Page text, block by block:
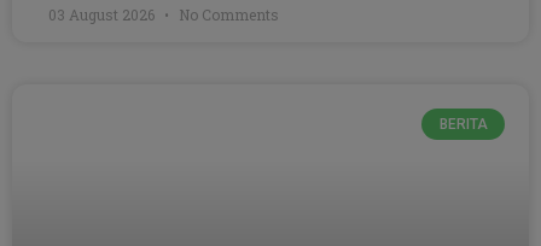
03 August 2026 No Comments
BERITA